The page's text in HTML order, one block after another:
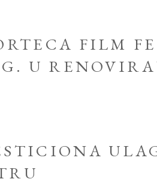
FILM
U